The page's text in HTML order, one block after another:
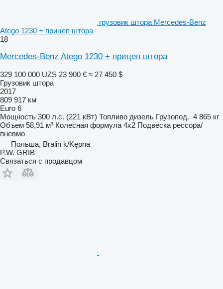
грузовик штора Mercedes-Benz
Atego 1230 + прицеп штора
18
Mercedes-Benz Atego 1230 + прицеп штора
329 100 000 UZS 23 900 € ≈ 27 450 $
Грузовик штора
2017
809 917 км
Euro 6
Мощность 300 л.с. (221 кВт) Топливо дизель Грузопод. 4 865 кг
Объем 58,91 м³ Колесная формула 4x2 Подвеска рессора/
пневмо
Польша, Bralin k/Kępna
P.W. GRIB
Связаться с продавцом